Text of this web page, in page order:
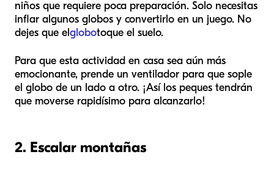
niños que requiere poca preparación. Solo necesitas
inflar algunos globos y convertirlo en un juego. No
dejes que elglobotoque el suelo.
Para que esta actividad en casa sea aún más
emocionante, prende un ventilador para que sople
el globo de un lado a otro. ¡Así los peques tendrán
que moverse rapidísimo para alcanzarlo!
2. Escalar montañas